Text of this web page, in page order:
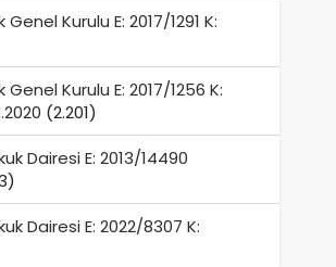
Kurulu E: 2017/1291 K:
Genel Kurulu E: 2017/1256 K:
(2.201)
Dairesi E: 2013/14490
Dairesi E: 2022/8307 K: